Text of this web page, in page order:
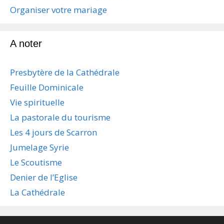
s
t
l
e
Organiser votre mariage
A noter
Presbytère de la Cathédrale
Feuille Dominicale
Vie spirituelle
La pastorale du tourisme
Les 4 jours de Scarron
Jumelage Syrie
Le Scoutisme
Denier de l’Eglise
La Cathédrale